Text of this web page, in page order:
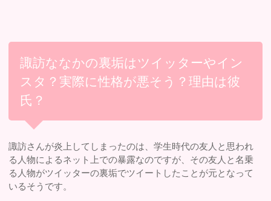
諏訪ななかの裏垢はツイッターやイン
スタ？実際に性格が悪そう？理由は彼
氏？
諏訪さんが炎上してしまったのは、学生時代の友人と思われ
る人物によるネット上での暴露なのですが、その友人と名乗
る人物がツイッターの裏垢でツイートしたことが元となって
いるそうです。